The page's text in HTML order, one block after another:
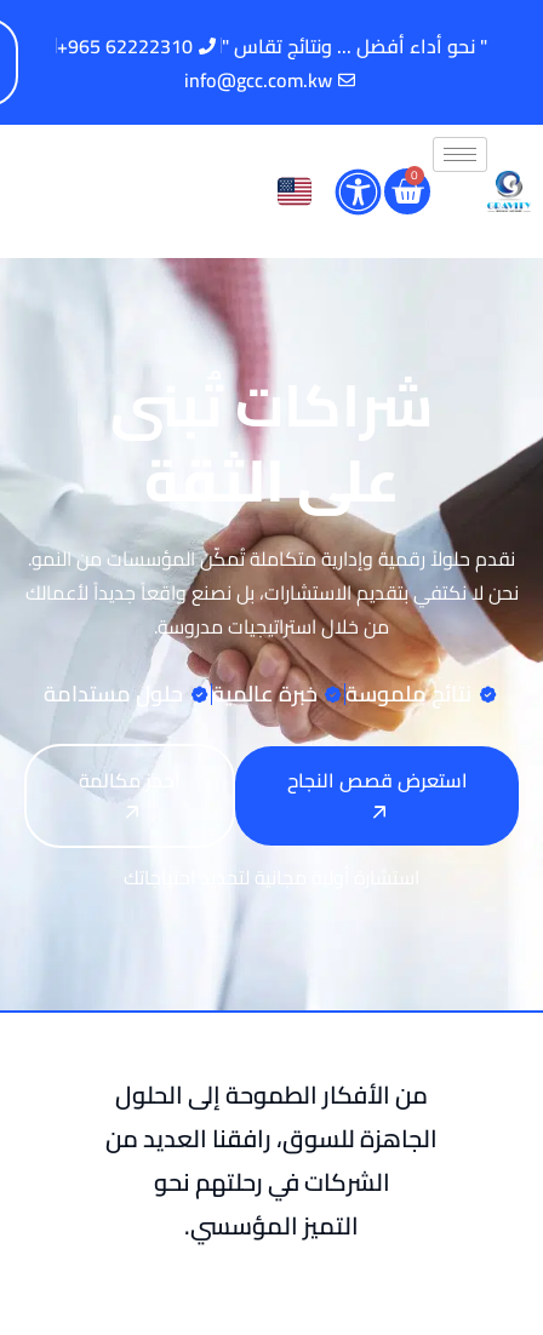
" نحو أداء أفضل ... ونتائج تقاس "
62222310 965+
info@gcc.com.kw
0
شراكات تُبنى
على الثقة
نقدم حلولاً رقمية وإدارية متكاملة تُمكّن المؤسسات من النمو.
نحن لا نكتفي بتقديم الاستشارات، بل نصنع واقعاً جديداً لأعمالك
من خلال استراتيجيات مدروسة.
نتائج ملموسة خبرة عالمية حلول مستدامة
استعرض قصص النجاح احجز مكالمة
استشارة أولية مجانية لتحديد احتياجاتك
من الأفكار الطموحة إلى الحلول
الجاهزة للسوق، رافقنا العديد من
الشركات في رحلتهم نحو
التميز المؤسسي.